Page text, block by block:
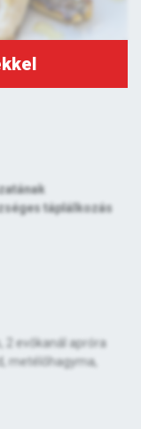
táplálkozás
2 evőkanál apróra
metélőhagyma,